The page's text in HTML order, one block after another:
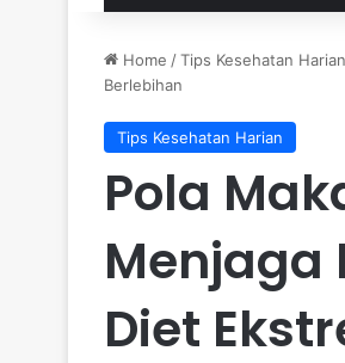
Home /Tips Kesehatan Harian
Berlebihan
Tips Kesehatan Harian
Pola
Menjaga
Diet